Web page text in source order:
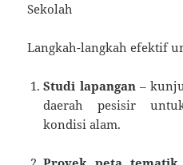
Sekolah
Langkah-langkah efektif
Studi lapangan–
daerah pesisir
kondisi alam.